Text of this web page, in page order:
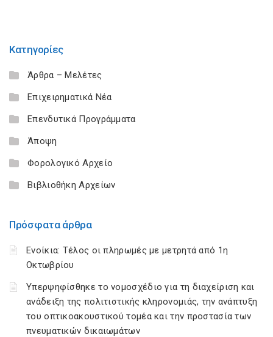
Κατηγορίες
Άρθρα – Μελέτες
Επιχειρηματικά Νέα
Επενδυτικά Προγράμματα
Άποψη
Φορολογικό Αρχείο
Βιβλιοθήκη Αρχείων
Πρόσφατα άρθρα
Ενοίκια: Τέλος οι πληρωμές με μετρητά από 1η
Οκτωβρίου
Υπερψηφίσθηκε το νομοσχέδιο για τη διαχείριση και
ανάδειξη της πολιτιστικής κληρονομιάς, την ανάπτυξη
του οπτικοακουστικού τομέα και την προστασία των
πνευματικών δικαιωμάτων